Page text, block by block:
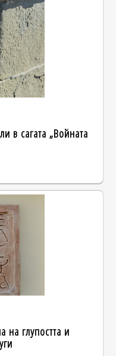
в сагата „Войната
на глупостта и